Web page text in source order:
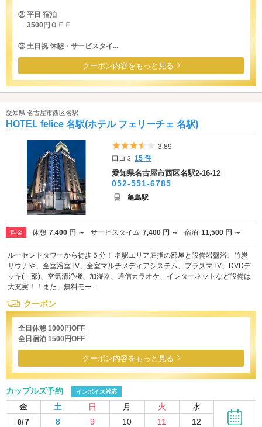
② 平日 宿泊
3500円ＯＦＦ
③ 土日祝 休憩・サービスタイ...
クーポン内容をもっと見る
愛知県 名古屋市西区名駅
HOTEL felice 名駅(ホテル フェリーチェ 名駅)
5つ星のうち3.5
3.89
口コミ15 件
愛知県名古屋市西区名駅2-16-12
052-551-6785
亀島駅
料金 休憩 7,400 円 ～ サービスタイム 7,400 円 ～ 宿泊 11,500 円 ～
ルーセントタワーから徒歩５分！ 名駅エリア屈指の部屋と設備岩盤浴、竹炭
サウナや、全室浴室TV、全室マルチメディアシステム、プラズマTV、DVDデ
ッキ(一部)、空気清浄機、加湿器、通信カラオケ、インターネットなど設備は
大充実！！また、無料モー...
クーポン
全日休憩 1000円OFF
全日宿泊 1500円OFF
クーポン内容をもっと見る
カップルズ予約 インボイス対応
金 土 日 月 火 水
8/7
8
9
10
11
12